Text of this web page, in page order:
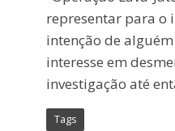
representar para o
intenção de
interesse em
investigação até
Tags